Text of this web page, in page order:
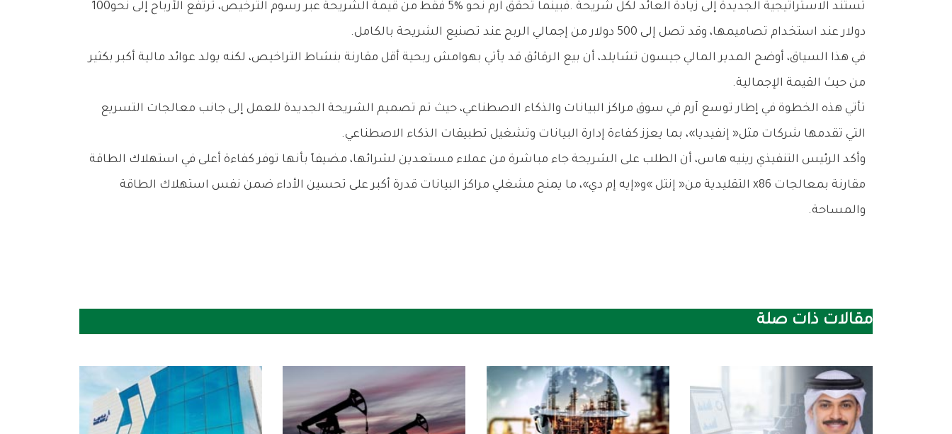
تستند‭ ‬الاستراتيجية‭ ‬الجديدة‭ ‬إلى‭ ‬زيادة‭ ‬العائد‭ ‬لكل‭ ‬شريحة‭. ‬فبينما‭ ‬تحقق‭ ‬آرم‭ ‬نحو‭ ‬5‭% ‬فقط‭ ‬من‭ ‬قيمة‭ ‬الشريحة‭ ‬عبر‭ ‬رسوم‭ ‬الترخيص،‭ ‬ترتفع‭ ‬الأرباح‭ ‬إلى‭ ‬نحو‭ ‬100‭
‬دولار‭ ‬عند‭ ‬استخدام‭ ‬تصاميمها،‭ ‬وقد‭ ‬تصل‭ ‬إلى‭ ‬500‭ ‬دولار‭ ‬من‭ ‬إجمالي‭ ‬الربح‭ ‬عند‭ ‬تصنيع‭ ‬الشريحة‭ ‬بالكامل‭.‬
‬من‭ ‬حيث‭ ‬القيمة‭ ‬الإجمالية‭.‬
‬التي‭ ‬تقدمها‭ ‬شركات‭ ‬مثل‭ ‬‮«‬إنفيديا‮»‬،‭ ‬بما‭ ‬يعزز‭ ‬كفاءة‭ ‬إدارة‭ ‬البيانات‭ ‬وتشغيل‭ ‬تطبيقات‭ ‬الذكاء‭ ‬الاصطناعي‭.‬
‬والمساحة‭.‬
مقالات ذات صلة